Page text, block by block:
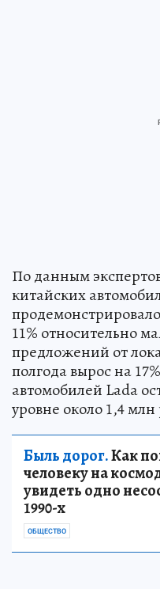
По данным
китайских
11% относительно
предложений от
полгода вырос на
автомобилей Lada
уровне около 1,4 млн
Быль дорог.Как
человеку на
увидеть одно
1990-х
ОБЩЕСТВО